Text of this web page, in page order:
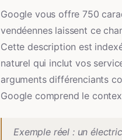
Google vous offre 750
vendéennes laissent ce
Cette description est
naturel qui inclut vos
arguments différenciants
Google comprend le
Exemple réel : un